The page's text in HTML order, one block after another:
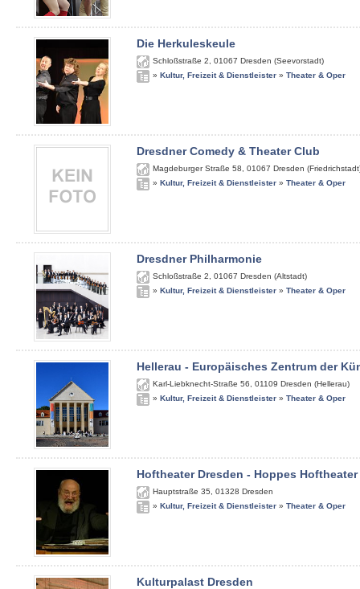
Die Herkuleskeule
Schloßstraße 2 01067 Dresden (Seevorstadt)
» Kultur, Freizeit & Dienstleister » Theater & Oper
Dresdner Comedy & Theater Club
Magdeburger Straße 58 01067 Dresden
» Kultur, Freizeit & Dienstleister » Theater & Oper
Dresdner Philharmonie
Schloßstraße 2 01067 Dresden (Altstadt)
» Kultur, Freizeit & Dienstleister » Theater & Oper
Hellerau - Europäisches Zentrum der
Karl-Liebknecht-Straße 56 01109 Dresden (Hellerau)
» Kultur, Freizeit & Dienstleister » Theater & Oper
Hoftheater Dresden - Hoppes Hoftheater
Hauptstraße 35 01328 Dresden
» Kultur, Freizeit & Dienstleister » Theater & Oper
Kulturpalast Dresden